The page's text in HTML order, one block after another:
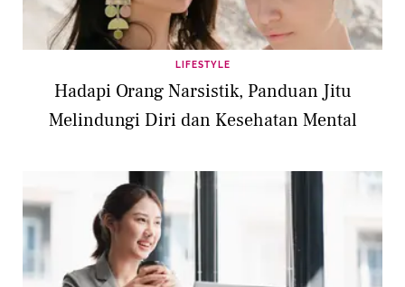
LIFESTYLE
Hadapi Orang Narsistik, Panduan Jitu
Melindungi Diri dan Kesehatan Mental